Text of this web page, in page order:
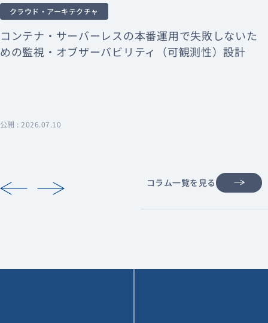
クラウド・アーキテクチャ
コンテナ・サーバーレスの本番運用で失敗しないた
めの監視・オブザーバビリティ（可観測性）設計
公開 : 2026.07.10
コラム一覧を見る